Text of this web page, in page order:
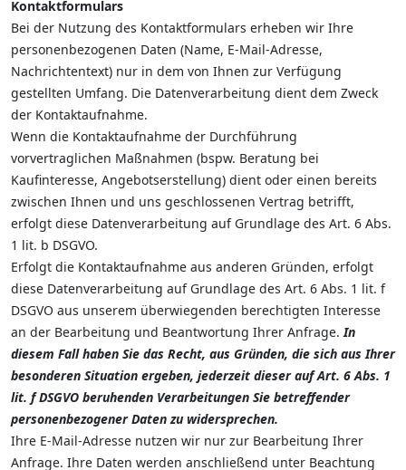
Kontaktformulars
Bei der Nutzung des Kontaktformulars erheben wir Ihre
personenbezogenen Daten (Name, E-Mail-Adresse,
Nachrichtentext) nur in dem von Ihnen zur Verfügung
gestellten Umfang. Die Datenverarbeitung dient dem Zweck
der Kontaktaufnahme.
Wenn die Kontaktaufnahme der Durchführung
vorvertraglichen Maßnahmen (bspw. Beratung bei
Kaufinteresse, Angebotserstellung) dient oder einen bereits
zwischen Ihnen und uns geschlossenen Vertrag betrifft,
erfolgt diese Datenverarbeitung auf Grundlage des Art. 6 Abs.
1 lit. b DSGVO.
Erfolgt die Kontaktaufnahme aus anderen Gründen, erfolgt
diese Datenverarbeitung auf Grundlage des Art. 6 Abs. 1 lit. f
DSGVO aus unserem überwiegenden berechtigten Interesse
an der Bearbeitung und Beantwortung Ihrer Anfrage.In
diesem Fall haben Sie das Recht, aus Gründen, die sich aus Ihrer
besonderen Situation ergeben, jederzeit dieser auf Art. 6 Abs. 1
lit. f DSGVO beruhenden Verarbeitungen Sie betreffender
personenbezogener Daten zu widersprechen.
Ihre E-Mail-Adresse nutzen wir nur zur Bearbeitung Ihrer
Anfrage. Ihre Daten werden anschließend unter Beachtung